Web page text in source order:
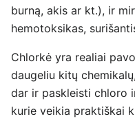
burną, akis ar kt.), ir
hemotoksikas,
Chlorkė yra realiai
daugeliu kitų
dar ir paskleisti chloro
kurie veikia praktiškai